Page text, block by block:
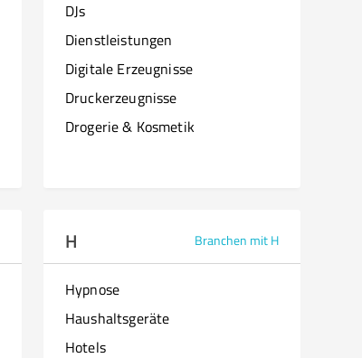
DJs
Dienstleistungen
Digitale Erzeugnisse
Druckerzeugnisse
Drogerie & Kosmetik
H Branchen mit H
Hypnose
Haushaltsgeräte
Hotels